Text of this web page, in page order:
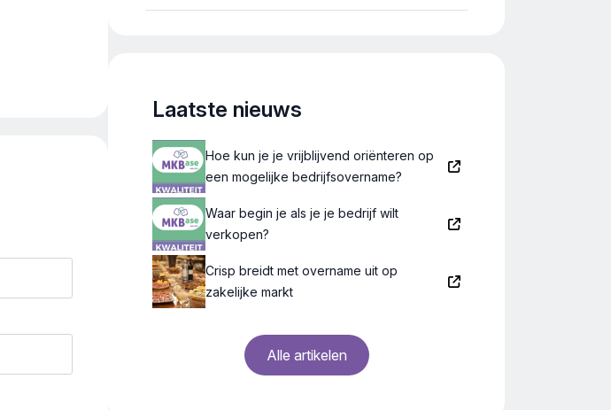
Nederland gevestigd zijn. Ook een
Laatste nieuws
Hoe kun je je vrijblijvend oriënteren op
een mogelijke bedrijfsovername?
Waar begin je als je je bedrijf wilt
verkopen?
Crisp breidt met overname uit op
zakelijke markt
Alle artikelen